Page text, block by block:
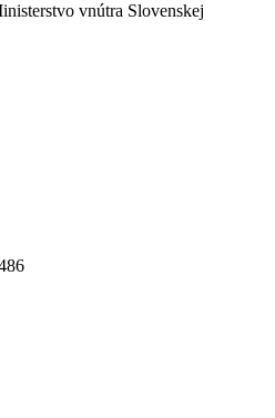
vnútra Slovenskej